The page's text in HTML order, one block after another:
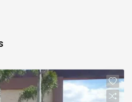
Aug/Tue